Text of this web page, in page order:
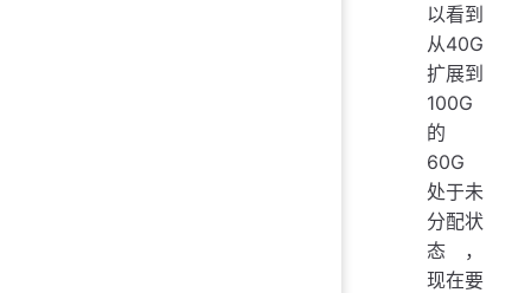
以看到
从40G
扩展到
100G
的
60G
处于未
分配状
态，
现在要